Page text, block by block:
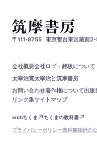
〒111-8755 東京都台東区蔵前
会社概要会社ロゴ・銘板について
太宰治賞太宰治と筑摩書房
お問い合わせ著作権について出版
リンク集サイトマップ
webちくま
ちくまの教科書
プライバシーポリシー教科書採択の